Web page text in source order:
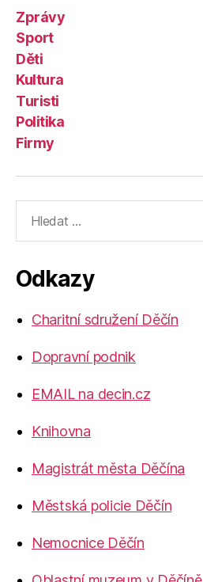
Zprávy
Sport
Děti
Kultura
Turisti
Politika
Firmy
vyhledávání:
Odkazy
Charitní sdružení Děčín
Dopravní podnik
EMAIL na decin.cz
Knihovna
Magistrát města Děčína
Městská policie Děčín
Nemocnice Děčín